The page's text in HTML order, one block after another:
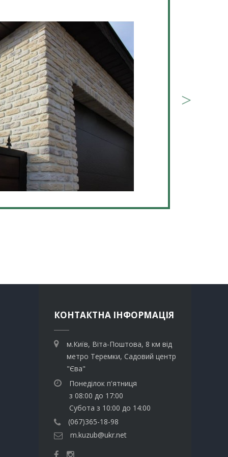
КОНТАКТНА ІНФОРМАЦІЯ
м.Київ, Віта-Поштова, 8 км від
метро Теремки, Садовий центр
"Єва"
Понеділок п'ятниця
з 08:00 до 17:00
Субота з 10:00 до 14:00
(067)365-18-98
m.kuzub@ukr.net